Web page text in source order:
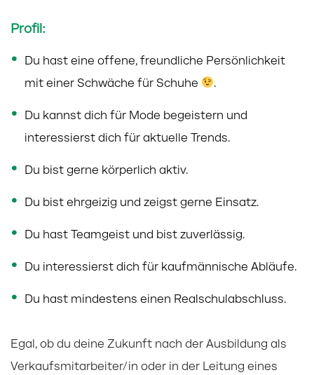
Profil:
Du hast eine offene, freundliche Persönlichkeit
mit einer Schwäche für Schuhe
.
Du kannst dich für Mode begeistern und
interessierst dich für aktuelle Trends.
Du bist gerne körperlich aktiv.
Du bist ehrgeizig und zeigst gerne Einsatz.
Du hast Teamgeist und bist zuverlässig.
Du interessierst dich für kaufmännische Abläufe.
Du hast mindestens einen Realschulabschluss.
Egal, ob du deine Zukunft nach der Ausbildung als
Verkaufsmitarbeiter/in oder in der Leitung eines